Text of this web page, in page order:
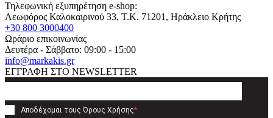
Τηλεφωνική εξυπηρέτηση e-shop:
Λεωφόρος Καλοκαιρινού 33, T.K. 71201, Ηράκλειο Κρήτης
+30 800 3000400
Ωράριο επικοινωνίας
Δευτέρα - Σάββατο: 09:00 - 15:00
info@markakis.gr
ΕΓΓΡΑΦΗ ΣΤΟ NEWSLETTER
Αποδέχομαι τους Όρους Χρήσης*